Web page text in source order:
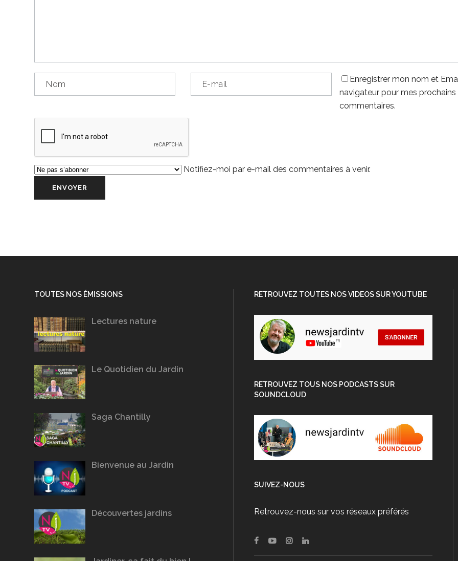
Enregistrer mon nom et
navigateur pour mes prochains
commentaires.
Notifiez-moi par e-mail des commentaires à venir.
TOUTES NOS ÉMISSIONS
Lectures nature
Le Quotidien du Jardin
Saga Chantilly
Bienvenue au Jardin
Découvertes jardins
RETROUVEZ TOUTES NOS VIDEOS SUR YOUTUBE
RETROUVEZ TOUS NOS PODCASTS SUR
SOUNDCLOUD
SUIVEZ-NOUS
Retrouvez-nous sur vos réseaux préférés